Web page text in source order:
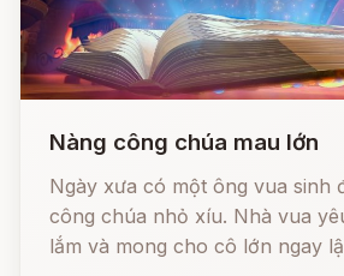
Nàng công chúa mau lớn
Ngày xưa có một ông vua sinh
công chúa nhỏ xíu. Nhà vua
lắm và mong cho cô lớn ngay